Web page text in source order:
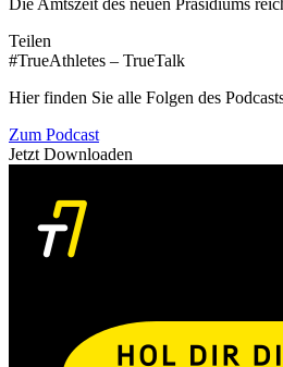
Teilen
#TrueAthletes – TrueTalk
Hier finden Sie alle Folgen des
Zum Podcast
Jetzt Downloaden